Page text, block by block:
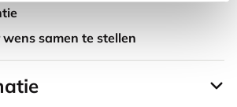
samen te stellen